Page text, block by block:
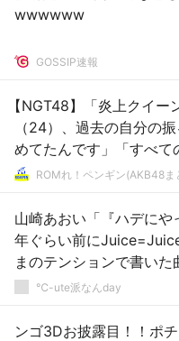
wwwwww
GOSSIP速報
【NGT48】「炎上クイー
（24）、過去の自分の
めてたんです」「すべて
し上げたい」
ROMれ！ペンギン(AKB48ま
山崎あおい「『ハデにや
年ぐらい前に
まのテンションで書いた
ュルムに渡った」
℃-ute派なんday
ンゴ3Dお披露目！！ポ